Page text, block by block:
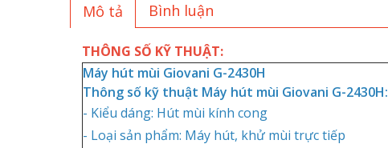
Mô tả Bình luận
THÔNG SỐ KỸ THUẬT:
Máy hút mùi Giovani G-2430H
Thông số kỹ thuật Máy hút mùi Giovani G-2430H:
- Kiểu dáng: Hút mùi kính cong
- Loại sản phẩm: Máy hút, khử mùi trực tiếp